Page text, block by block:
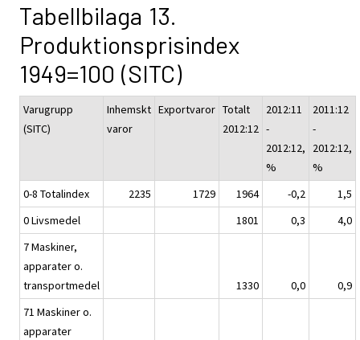
Tabellbilaga 13.
Produktionsprisindex
1949=100 (SITC)
Varugrupp
(SITC)
Inhemskt
varor
Exportvaror Totalt
2012:12
2012:11
-
2012:12,
%
2011:12
-
2012:12,
%
0-8 Totalindex
2235 1729 1964 -0,2
1,5
0 Livsmedel
1801 0,3
4,0
7 Maskiner,
apparater o.
transportmedel
1330 0,0
0,9
71 Maskiner o.
apparater